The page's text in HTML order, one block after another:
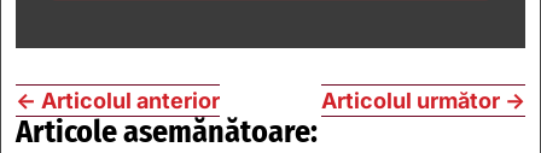
← Articolul anterior Articolul următor →
Articole asemănătoare: